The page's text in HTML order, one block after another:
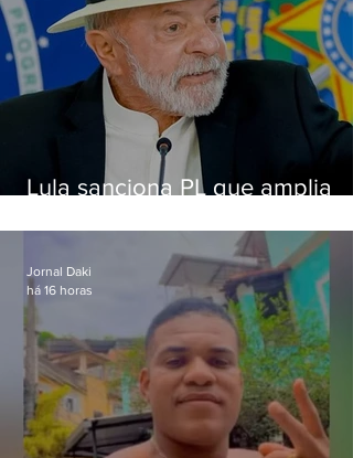
Lula sanciona PL que amplia
crianças
Jornal Daki
há 16 horas